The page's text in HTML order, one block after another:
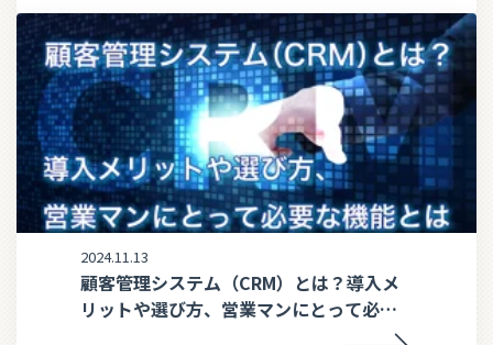
2024.11.13
顧客管理システム（CRM）とは？導入メ
リットや選び方、営業マンにとって必要